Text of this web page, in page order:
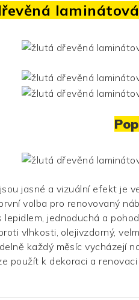
jasné a vizuální efekt je
volba pro renovovaný
lepidlem, jednoduchá a
vlhkosti, olejivzdorný,
každý měsíc vycházejí
použít k dekoraci a